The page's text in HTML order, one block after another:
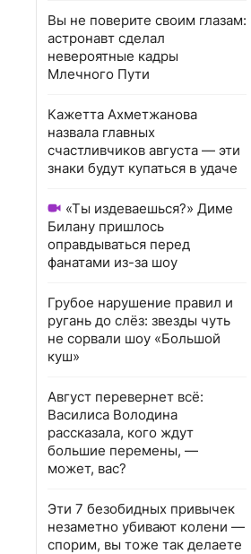
Вы не поверите своим глазам:
астронавт сделал
невероятные кадры
Млечного Пути
Кажетта Ахметжанова
назвала главных
счастливчиков августа — эти
знаки будут купаться в удаче
«Ты издеваешься?» Диме
Билану пришлось
оправдываться перед
фанатами из-за шоу
Грубое нарушение правил и
ругань до слёз: звезды чуть
не сорвали шоу «Большой
куш»
Август перевернет всё:
Василиса Володина
рассказала, кого ждут
большие перемены, —
может, вас?
Эти 7 безобидных привычек
незаметно убивают колени —
спорим, вы тоже так делаете